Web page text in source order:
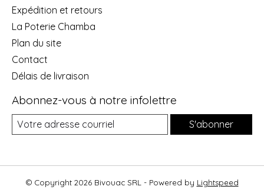
Expédition et retours
La Poterie Chamba
Plan du site
Contact
Délais de livraison
Abonnez-vous à notre infolettre
S'abonner
© Copyright 2026 Bivouac SRL - Powered by Lightspeed